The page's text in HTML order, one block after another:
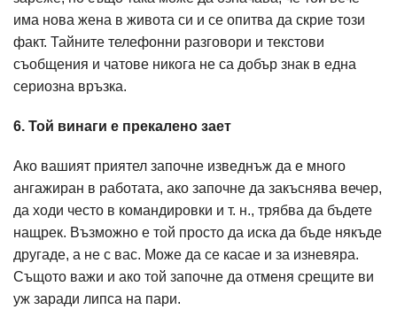
има нова жена в живота си и се опитва да скрие този
факт. Тайните телефонни разговори и текстови
съобщения и чатове никога не са добър знак в една
сериозна връзка.
6. Той винаги е прекалено зает
Ако вашият приятел започне изведнъж да е много
ангажиран в работата, ако започне да закъснява вечер,
да ходи често в командировки и т. н., трябва да бъдете
нащрек. Възможно е той просто да иска да бъде някъде
другаде, а не с вас. Може да се касае и за изневяра.
Същото важи и ако той започне да отменя срещите ви
уж заради липса на пари.